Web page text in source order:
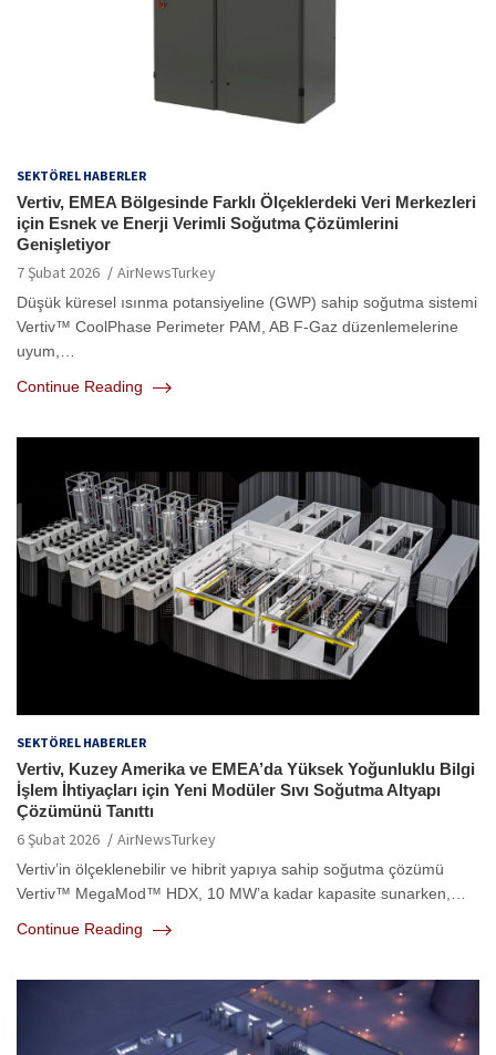
SEKTÖREL HABERLER
Vertiv, EMEA Bölgesinde Farklı Ölçeklerdeki Veri Merkezleri
için Esnek ve Enerji Verimli Soğutma Çözümlerini
Genişletiyor
7 Şubat 2026 AirNewsTurkey
Düşük küresel ısınma potansiyeline (GWP) sahip soğutma sistemi
Vertiv™ CoolPhase Perimeter PAM, AB F-Gaz düzenlemelerine
uyum,…
Continue Reading
SEKTÖREL HABERLER
Vertiv, Kuzey Amerika ve EMEA’da Yüksek Yoğunluklu Bilgi
İşlem İhtiyaçları için Yeni Modüler Sıvı Soğutma Altyapı
Çözümünü Tanıttı
6 Şubat 2026 AirNewsTurkey
Vertiv’in ölçeklenebilir ve hibrit yapıya sahip soğutma çözümü
Vertiv™ MegaMod™ HDX, 10 MW’a kadar kapasite sunarken,…
Continue Reading